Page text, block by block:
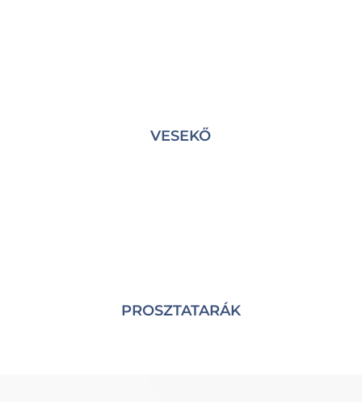
VESEKŐ
PROSZTATARÁK